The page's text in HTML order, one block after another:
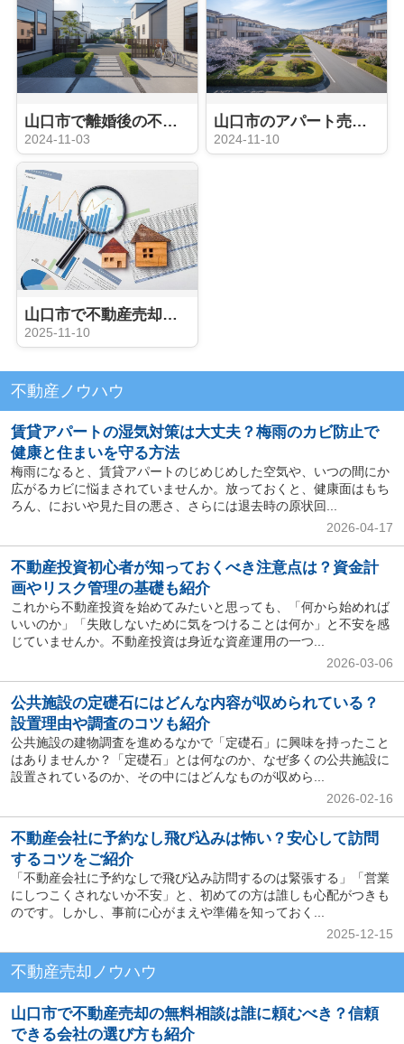
山口市で離婚後の不動産売却！成功の秘訣とは？
2024-11-03
山口市のアパート売却相場を徹底解説！成功への道筋は？
2024-11-10
山口市で不動産売却の無料相談は誰に頼むべき？信頼できる会社の選び方も紹介
2025-11-10
不動産ノウハウ
賃貸アパートの湿気対策は大丈夫？梅雨のカビ防止で
健康と住まいを守る方法
梅雨になると、賃貸アパートのじめじめした空気や、いつの間にか
広がるカビに悩まされていませんか。放っておくと、健康面はもち
ろん、においや見た目の悪さ、さらには退去時の原状回...
2026-04-17
不動産投資初心者が知っておくべき注意点は？資金計
画やリスク管理の基礎も紹介
これから不動産投資を始めてみたいと思っても、「何から始めれば
いいのか」「失敗しないために気をつけることは何か」と不安を感
じていませんか。不動産投資は身近な資産運用の一つ...
2026-03-06
公共施設の定礎石にはどんな内容が収められている？
設置理由や調査のコツも紹介
公共施設の建物調査を進めるなかで「定礎石」に興味を持ったこと
はありませんか？「定礎石」とは何なのか、なぜ多くの公共施設に
設置されているのか、その中にはどんなものが収めら...
2026-02-16
不動産会社に予約なし飛び込みは怖い？安心して訪問
するコツをご紹介
「不動産会社に予約なしで飛び込み訪問するのは緊張する」「営業
にしつこくされないか不安」と、初めての方は誰しも心配がつきも
のです。しかし、事前に心がまえや準備を知っておく...
2025-12-15
不動産売却ノウハウ
山口市で不動産売却の無料相談は誰に頼むべき？信頼
できる会社の選び方も紹介